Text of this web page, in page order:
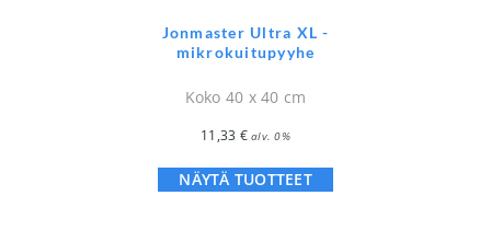
Jonmaster Ultra XL -
mikrokuitupyyhe
Koko 40 x 40 cm
11,33 € alv. 0%
NÄYTÄ TUOTTEET